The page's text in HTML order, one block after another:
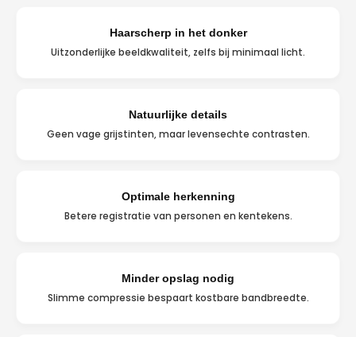
Haarscherp in het donker
Uitzonderlijke beeldkwaliteit, zelfs bij minimaal licht.
Natuurlijke details
Geen vage grijstinten, maar levensechte contrasten.
Optimale herkenning
Betere registratie van personen en kentekens.
Minder opslag nodig
Slimme compressie bespaart kostbare bandbreedte.